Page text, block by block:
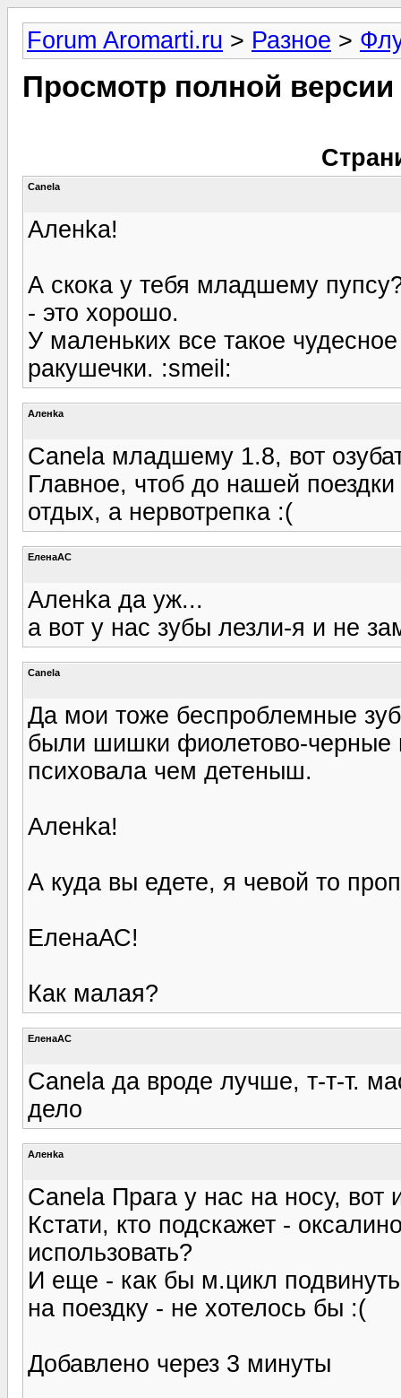
Forum Aromarti.ru > Разное >
Просмотр полной
Canela
Аленka!
А скока у тебя младшему
- это хорошо.
У маленьких все такое
ракушечки. :smeil:
Аленka
Canela младшему 1.8, вот
Главное, чтоб до нашей
отдых, а нервотрепка :(
ЕленаАС
Аленka да уж...
а вот у нас зубы лезли-я и не
Canela
Да мои тоже беспроблемные
были шишки фиолетово-черные
психовала чем детеныш.
Аленka!
А куда вы едете, я чевой то
ЕленаАС!
Как малая?
ЕленаАС
Canela да вроде лучше, т-т-т.
дело
Аленka
Canela Прага у нас на носу,
Кстати, кто подскажет -
использовать?
И еще - как бы м.цикл
на поездку - не хотелось бы :(
Добавлено через 3 минуты